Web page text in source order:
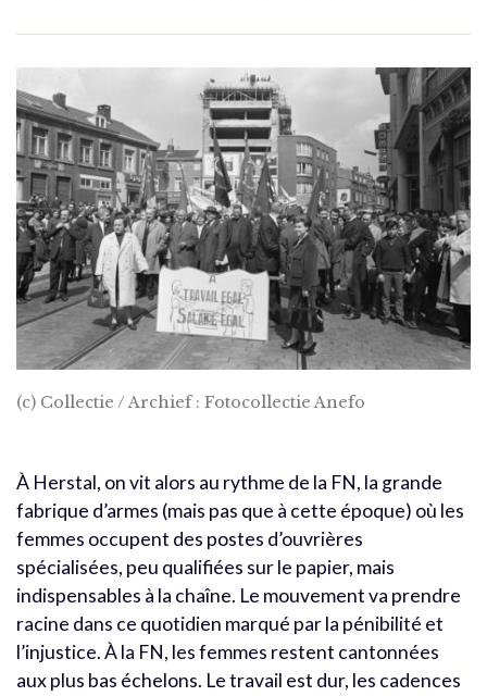
(c) Collectie / Archief : Fotocollectie Anefo
À Herstal, on vit alors au rythme de la FN, la grande
fabrique d’armes (mais pas que à cette époque) où les
femmes occupent des postes d’ouvrières
spécialisées, peu qualifiées sur le papier, mais
indispensables à la chaîne. Le mouvement va prendre
racine dans ce quotidien marqué par la pénibilité et
l’injustice.À la FN, les femmes restent cantonnées
aux plus bas échelons. Le travail est dur, les cadences